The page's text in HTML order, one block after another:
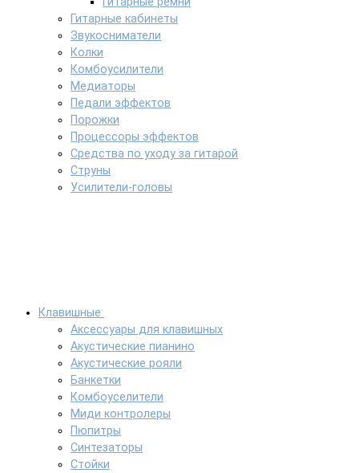
Гитарные кабинеты
Звукосниматели
Колки
Комбоусилители
Медиаторы
Педали эффектов
Порожки
Процессоры эффектов
Средства по уходу за гитарой
Струны
Усилители-головы
Клавишные
Аксессуары для клавишных
Акустические пианино
Акустические рояли
Банкетки
Комбоуселители
Миди контролеры
Пюпитры
Синтезаторы
Стойки